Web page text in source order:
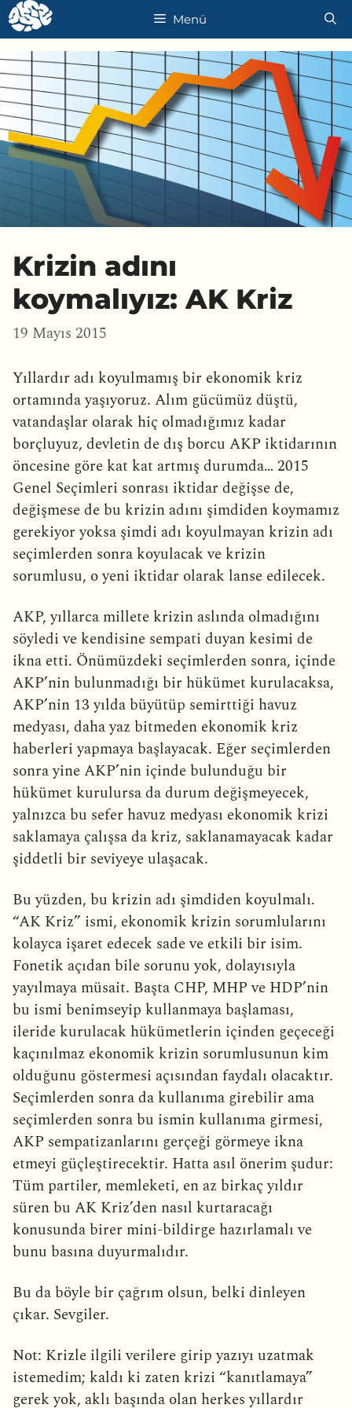
İçeriğe
atla
Menü
Krizin adını
koymalıyız: AK Kriz
19 Mayıs 2015
Yıllardır adı koyulmamış bir ekonomik kriz
ortamında yaşıyoruz. Alım gücümüz düştü,
vatandaşlar olarak hiç olmadığımız kadar
borçluyuz, devletin de dış borcu AKP iktidarının
öncesine göre kat kat artmış durumda… 2015
Genel Seçimleri sonrası iktidar değişse de,
değişmese de bu krizin adını şimdiden koymamız
gerekiyor yoksa şimdi adı koyulmayan krizin adı
seçimlerden sonra koyulacak ve krizin
sorumlusu, o yeni iktidar olarak lanse edilecek.
AKP, yıllarca millete krizin aslında olmadığını
söyledi ve kendisine sempati duyan kesimi de
ikna etti. Önümüzdeki seçimlerden sonra, içinde
AKP’nin bulunmadığı bir hükümet kurulacaksa,
AKP’nin 13 yılda büyütüp semirttiği havuz
medyası, daha yaz bitmeden ekonomik kriz
haberleri yapmaya başlayacak. Eğer seçimlerden
sonra yine AKP’nin içinde bulunduğu bir
hükümet kurulursa da durum değişmeyecek,
yalnızca bu sefer havuz medyası ekonomik krizi
saklamaya çalışsa da kriz, saklanamayacak kadar
şiddetli bir seviyeye ulaşacak.
Bu yüzden, bu krizin adı şimdiden koyulmalı.
“AK Kriz” ismi, ekonomik krizin sorumlularını
kolayca işaret edecek sade ve etkili bir isim.
Fonetik açıdan bile sorunu yok, dolayısıyla
yayılmaya müsait. Başta CHP, MHP ve HDP’nin
bu ismi benimseyip kullanmaya başlaması,
ileride kurulacak hükümetlerin içinden geçeceği
kaçınılmaz ekonomik krizin sorumlusunun kim
olduğunu göstermesi açısından faydalı olacaktır.
Seçimlerden sonra da kullanıma girebilir ama
seçimlerden sonra bu ismin kullanıma girmesi,
AKP sempatizanlarını gerçeği görmeye ikna
etmeyi güçleştirecektir. Hatta asıl önerim şudur:
Tüm partiler, memleketi, en az birkaç yıldır
süren bu AK Kriz’den nasıl kurtaracağı
konusunda birer mini-bildirge hazırlamalı ve
bunu basına duyurmalıdır.
Bu da böyle bir çağrım olsun, belki dinleyen
çıkar. Sevgiler.
Not: Krizle ilgili verilere girip yazıyı uzatmak
istemedim; kaldı ki zaten krizi “kanıtlamaya”
gerek yok, aklı başında olan herkes yıllardır